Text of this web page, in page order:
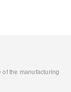
the manufacturing